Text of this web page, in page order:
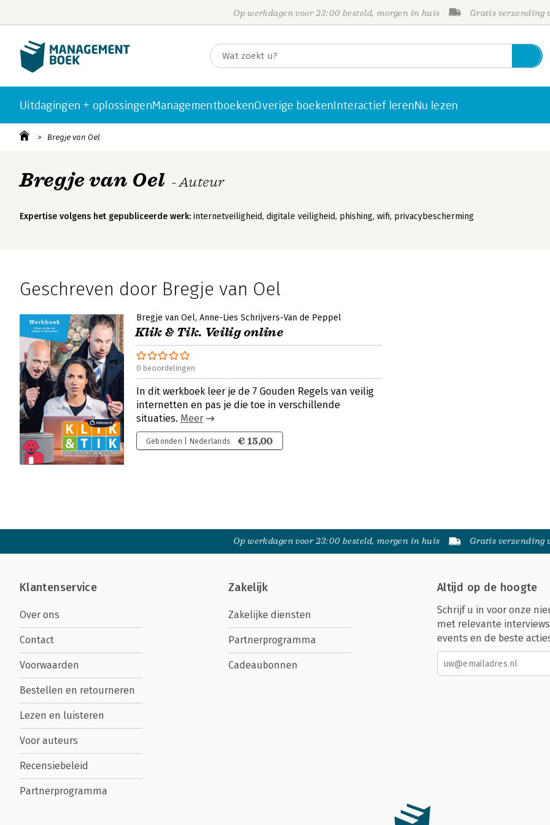
Op werkdagen voor 23:00 besteld, morgen in huis Gratis verzending
Uitdagingen + oplossingenManagementboekenOverige boekenInteractief lerenNu lezen
Bregje van Oel
Bregje van Oel - Auteur
Expertise volgens het gepubliceerde werk: internetveiligheid, digitale veiligheid, phishing, wifi, privacybescherming
Geschreven door Bregje van Oel
Bregje van Oel Anne-Lies Schrijvers-Van de Peppel
Klik & Tik. Veilig online
0 beoordelingen
In dit werkboek leer je de 7 Gouden Regels van veilig
internetten en pas je die toe in verschillende
situaties. Meer
Gebonden | Nederlands € 15,00
Op werkdagen voor 23:00 besteld, morgen in huis Gratis verzending
Klantenservice
Over ons
Contact
Voorwaarden
Bestellen en retourneren
Lezen en luisteren
Voor auteurs
Recensiebeleid
Partnerprogramma
Zakelijk
Zakelijke diensten
Partnerprogramma
Cadeaubonnen
Altijd op de hoogte
Schrijf u in voor onze
met relevante
events en de beste